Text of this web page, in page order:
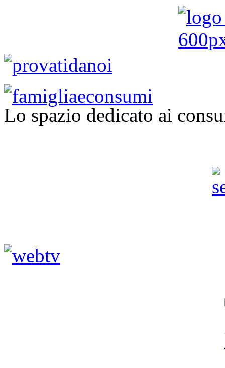
Lo spazio dedicato ai